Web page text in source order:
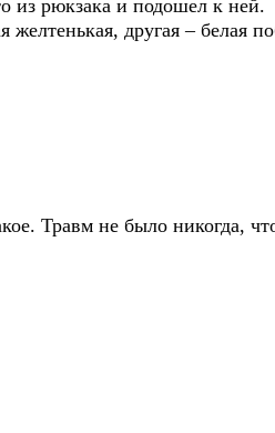
из рюкзака и подошел к ней.
другая – белая
Травм не было никогда,